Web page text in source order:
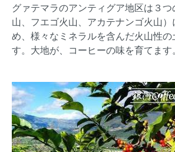
グァテマラのアンティグア地区は３
山、フエゴ火山、アカテナンゴ火山
め、様々なミネラルを含んだ火山性の
す。大地が、コーヒーの味を育てます。